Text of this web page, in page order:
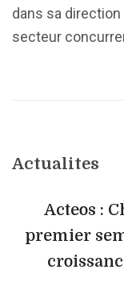
dans sa
secteur
Actualites
Acteos :
premier